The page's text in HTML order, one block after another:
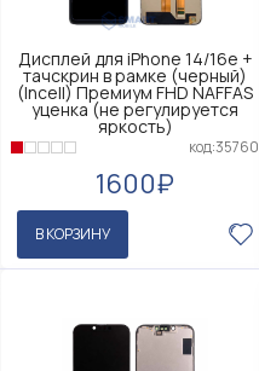
Дисплей для iPhone 14/16e +
тачскрин в рамке (черный)
(Incell) Премиум FHD NAFFAS
уценка (не регулируется
яркость)
код:35760
1600₽
В КОРЗИНУ